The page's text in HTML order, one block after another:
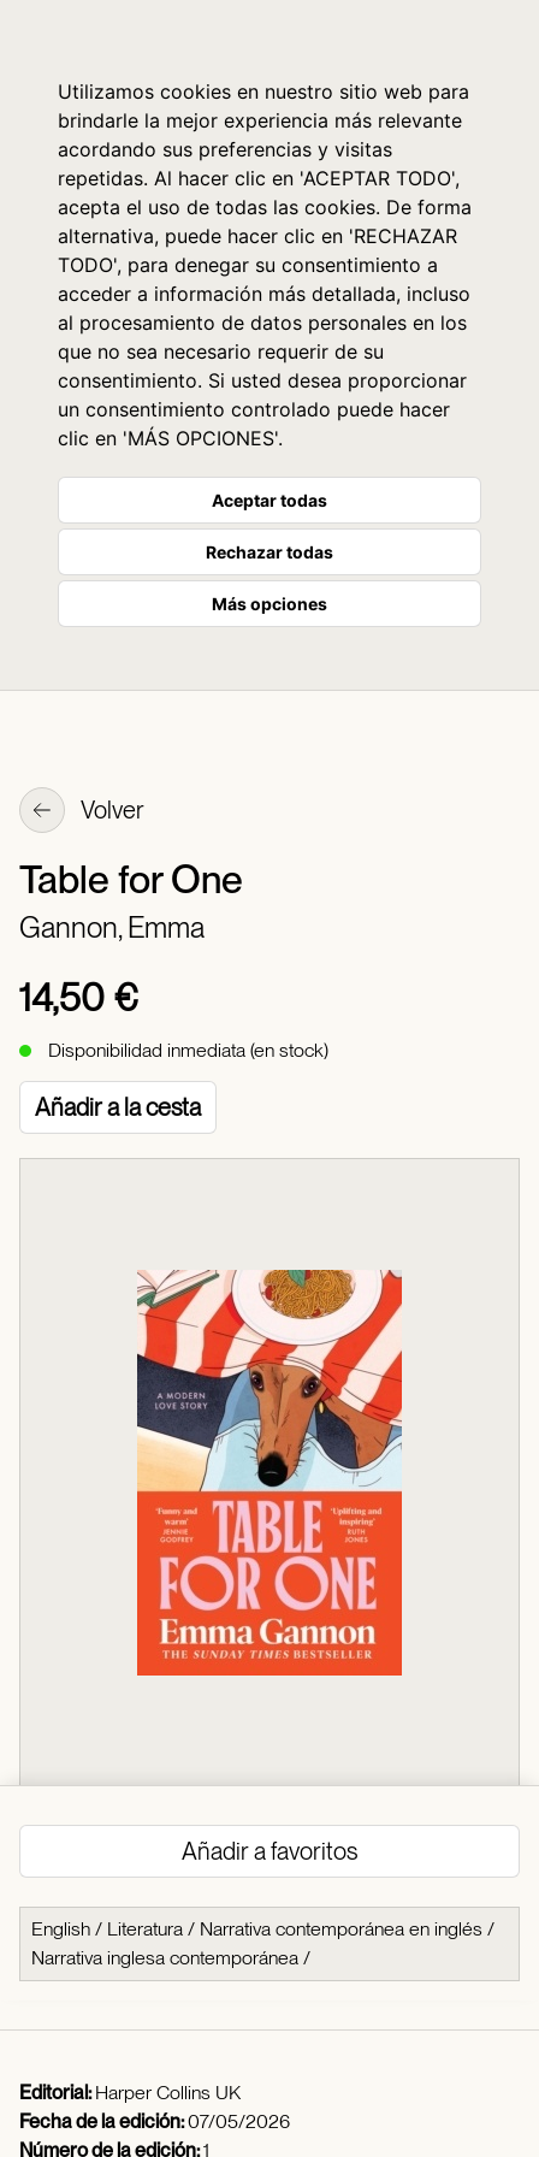
Utilizamos cookies en nuestro sitio web para
brindarle la mejor experiencia más relevante
acordando sus preferencias y visitas
repetidas. Al hacer clic en 'ACEPTAR TODO',
acepta el uso de todas las cookies. De forma
alternativa, puede hacer clic en 'RECHAZAR
TODO', para denegar su consentimiento a
acceder a información más detallada, incluso
al procesamiento de datos personales en los
que no sea necesario requerir de su
consentimiento. Si usted desea proporcionar
un consentimiento controlado puede hacer
clic en 'MÁS OPCIONES'.
Aceptar todas
Rechazar todas
Más opciones
Volver
Table for One
Gannon, Emma
14,50 €
Disponibilidad inmediata (en stock)
Añadir a la cesta
Añadir a favoritos
English / Literatura / Narrativa contemporánea en inglés /
Narrativa inglesa contemporánea /
Editorial:Harper Collins UK
Fecha de la edición:07/05/2026
Número de la edición:1